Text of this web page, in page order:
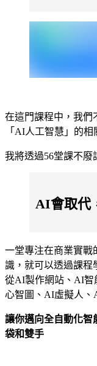
在這門課程中，我們
「AI人工智慧」的相
我將透過56堂課不
AI會取代
一堂專注在商業實戰
識，就可以透過課程
從AI製作網站、AI
心智圖、AI虛擬人、
讓你邁向全自動化智
袋和雙手